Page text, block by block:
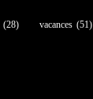
(28) vacances (51)